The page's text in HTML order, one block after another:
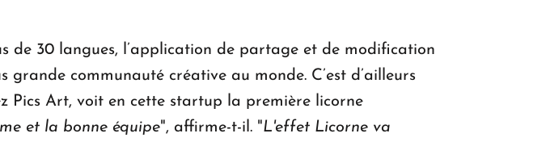
de 30 langues, l’application de partage et de modification
communauté créative au monde. C’est d’ailleurs
Pics Art, voit en cette startup la première licorne
et la bonne équipe", affirme-t-il. "L'effet Licorne va